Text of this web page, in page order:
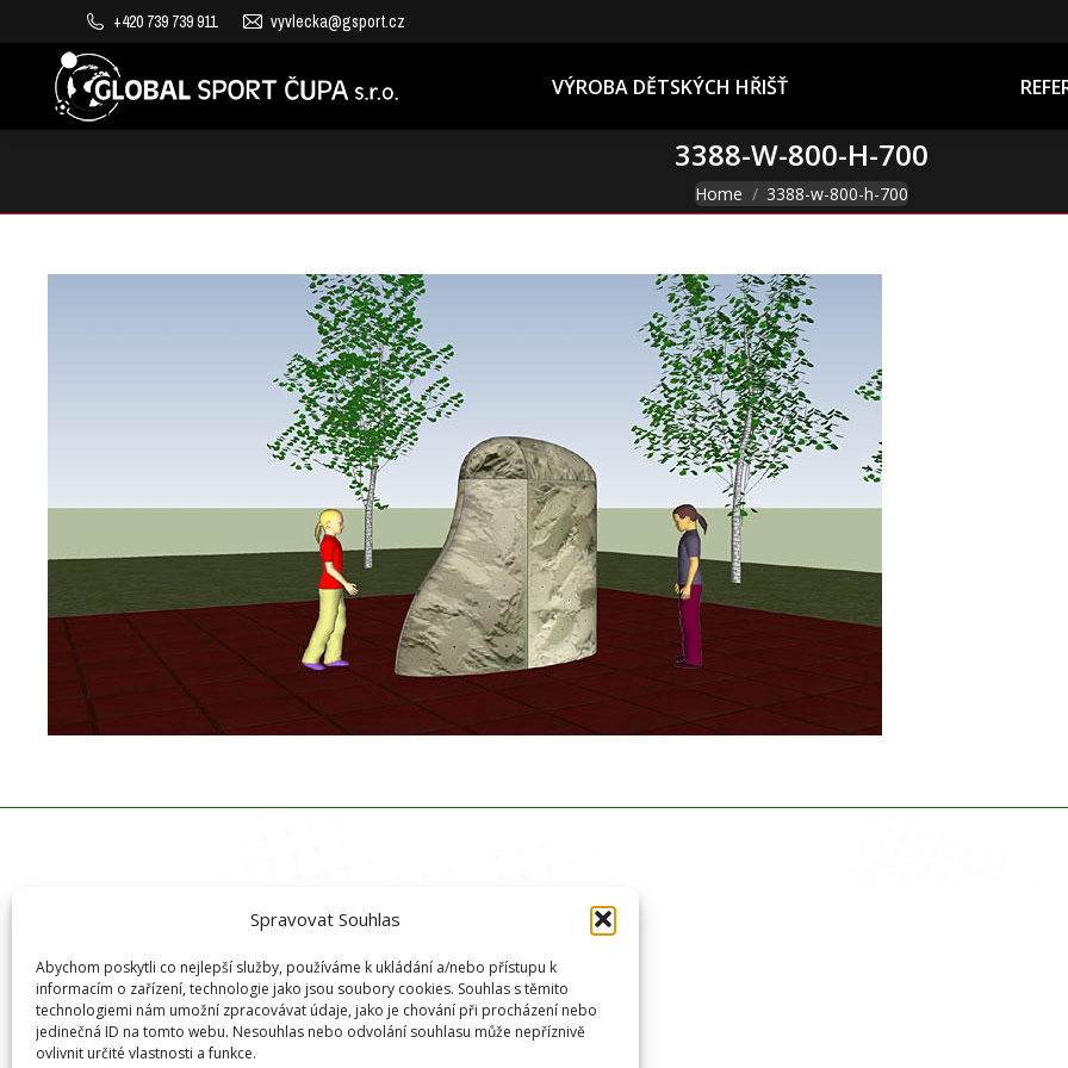
Spravovat Souhlas
Abychom poskytli co nejlepší služby, používáme k ukládání a/nebo přístupu k
informacím o zařízení, technologie jako jsou soubory cookies. Souhlas s těmito
technologiemi nám umožní zpracovávat údaje, jako je chování při procházení nebo
jedinečná ID na tomto webu. Nesouhlas nebo odvolání souhlasu může nepříznivě
ovlivnit určité vlastnosti a funkce.
+420 739 739 911 vyvlecka@gsport.cz
VÝROBA DĚTSKÝCH HŘIŠŤ
3388-W-800-H-700
You are here:
Home 3388-w-800-h-700
VÝROBA DĚTSKÝCH HŘIŠŤ